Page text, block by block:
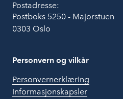
Postadresse:
Postboks 5250 - Majorstuen
0303 Oslo
Personvern og vilkår
Personvernerklæring
Informasjonskapsler